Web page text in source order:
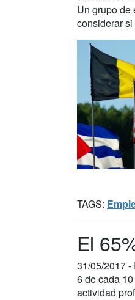
Un grupo de
considerar
TAGS:
El
31/05/2017 -
6 de cada
actividad